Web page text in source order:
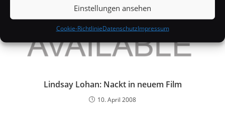
Einstellungen ansehen
Cookie-RichtlinieDatenschutzImpressum
Lindsay Lohan: Nackt in neuem Film
10. April 2008